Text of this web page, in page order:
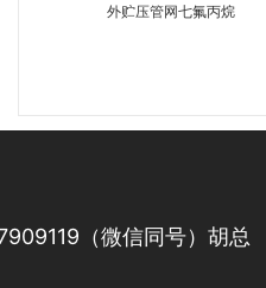
外贮压管网七氟丙烷
（微信同号）胡总